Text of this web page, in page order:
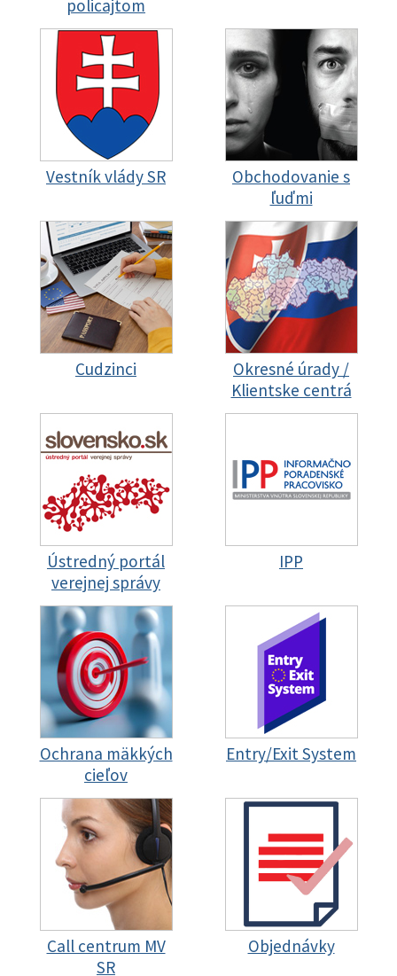
policajtom
Vestník vlády SR
Obchodovanie s
ľuďmi
Cudzinci
Okresné úrady /
Klientske centrá
Ústredný portál
verejnej správy
IPP
Ochrana mäkkých
cieľov
Entry/Exit System
Call centrum MV
SR
Objednávky